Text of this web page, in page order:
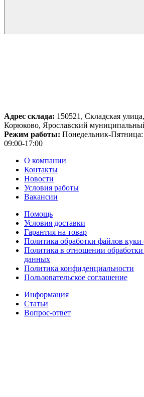
Адрес склада: 150521, Складская
Корюково, Ярославский
Режим работы: Понедельник-Пятница:
09:00-17:00
О компании
Контакты
Новости
Условия работы
Вакансии
Помощь
Условия доставки
Гарантия на товар
Политика обработки файлов куки
Политика в отношении
данных
Политика конфиденциальности
Пользовательское соглашение
Информация
Статьи
Вопрос-ответ